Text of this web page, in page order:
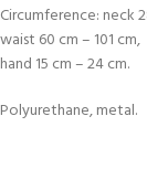
Circumference: neck
waist 60 cm – 101 cm,
hand 15 cm – 24 cm.
Polyurethane, metal.